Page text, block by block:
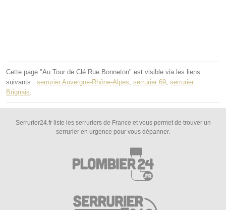
Cette page "Au Tour de Clé Rue Bonneton" est visible via les liens
suivants : serrurier Auvergne-Rhône-Alpes serrurier 69 serrurier
Brignais
Serrurier24.fr liste les serruriers de France et vous permet de trouver un
serrurier en urgence pour vous dépanner.